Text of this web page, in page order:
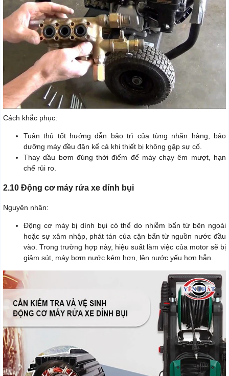
Cách khắc phục:
Tuân thủ tốt hướng dẫn bảo trì của từng nhãn hàng, bảo
dưỡng máy đều đặn kể cả khi thiết bị không gặp sự cố.
Thay dầu bơm đúng thời điểm để máy chạy êm mượt, hạn
chế rủi ro.
2.10 Động cơ máy rửa xe dính bụi
Nguyên nhân:
Động cơ máy bị dính bụi có thể do nhiễm bẩn từ bên ngoài
hoặc sự xâm nhập, phát tán của cặn bẩn từ nguồn nước đầu
vào. Trong trường hợp này, hiệu suất làm việc của motor sẽ bị
giảm sút, máy bơm nước kém hơn, lên nước yếu hơn hẳn.